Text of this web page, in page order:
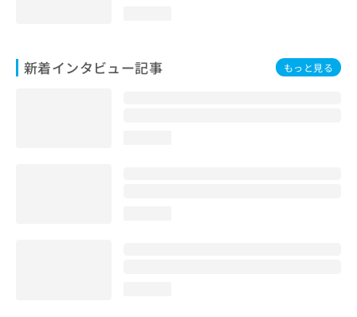
新着インタビュー記事 もっと見る